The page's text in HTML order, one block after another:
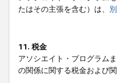
たはその主張を含む）は、
11. 税金
アソシエイト・プログラム
の関係に関する税金および関